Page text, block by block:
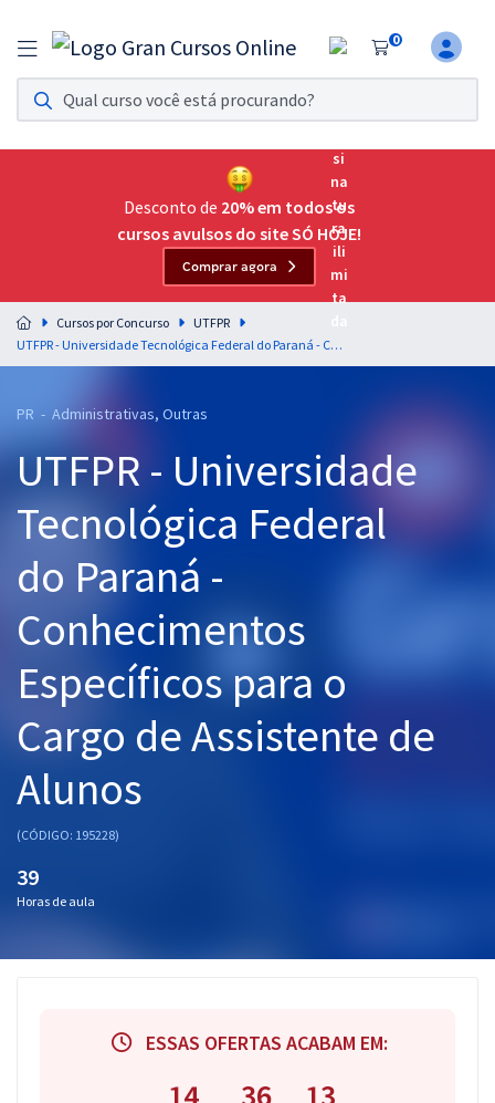
0
Assinatura Ilimitada 11
Acesso a todos os cursos. Teste grátis por 7 dias!
Assinatura OAB Até Passar
Acesso ilimitado a toda preparação para o Exame da
Residências Multiprofissionais
Preparação completa e intensiva para as principais
residências em saúde do Brasil
Cursos 20% OFF
Pós
Graduação
OAB
Questões grátis
Desconto de 20% em todos os
cursos avulsos do site SÓ HOJE!
Comprar agora
Cursos por Concurso
UTFPR
UTFPR - Universidade Tecnológica Federal do Paraná - Conhecimentos Específicos para o Cargo de Assistente de Alunos
PR - Administrativas, Outras
UTFPR - Universidade
Tecnológica Federal
do Paraná -
Conhecimentos
Específicos para o
Cargo de Assistente de
Alunos
(CÓDIGO: 195228)
39
Horas de aula
ESSAS OFERTAS ACABAM EM: